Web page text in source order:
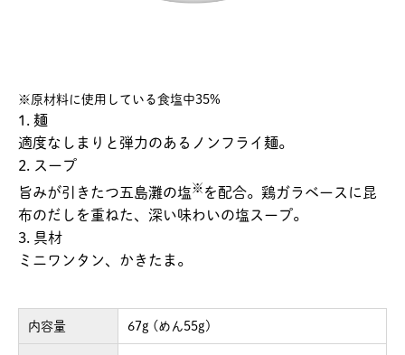
※原材料に使用している食塩中35%
1. 麺
適度なしまりと弾力のあるノンフライ麺。
2. スープ
旨みが引きたつ五島灘の塩 ※ を配合。鶏ガラベースに昆
布のだしを重ねた、深い味わいの塩スープ。
3. 具材
ミニワンタン、かきたま。
内容量 67g (めん55g)